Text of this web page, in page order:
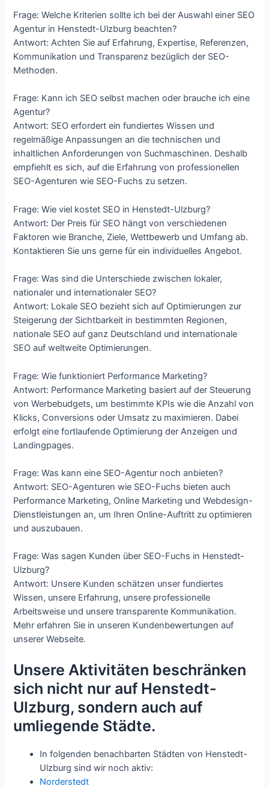
Frage: Welche Kriterien sollte ich bei der Auswahl einer SEO
Agentur in Henstedt-Ulzburg beachten?
Antwort: Achten Sie auf Erfahrung, Expertise, Referenzen,
Kommunikation und Transparenz bezüglich der SEO-
Methoden.
Frage: Kann ich SEO selbst machen oder brauche ich eine
Agentur?
Antwort: SEO erfordert ein fundiertes Wissen und
regelmäßige Anpassungen an die technischen und
inhaltlichen Anforderungen von Suchmaschinen. Deshalb
empfiehlt es sich, auf die Erfahrung von professionellen
SEO-Agenturen wie SEO-Fuchs zu setzen.
Frage: Wie viel kostet SEO in Henstedt-Ulzburg?
Antwort: Der Preis für SEO hängt von verschiedenen
Faktoren wie Branche, Ziele, Wettbewerb und Umfang ab.
Kontaktieren Sie uns gerne für ein individuelles Angebot.
Frage: Was sind die Unterschiede zwischen lokaler,
nationaler und internationaler SEO?
Antwort: Lokale SEO bezieht sich auf Optimierungen zur
Steigerung der Sichtbarkeit in bestimmten Regionen,
nationale SEO auf ganz Deutschland und internationale
SEO auf weltweite Optimierungen.
Frage: Wie funktioniert Performance Marketing?
Antwort: Performance Marketing basiert auf der Steuerung
von Werbebudgets, um bestimmte KPIs wie die Anzahl von
Klicks, Conversions oder Umsatz zu maximieren. Dabei
erfolgt eine fortlaufende Optimierung der Anzeigen und
Landingpages.
Frage: Was kann eine SEO-Agentur noch anbieten?
Antwort: SEO-Agenturen wie SEO-Fuchs bieten auch
Performance Marketing, Online Marketing und Webdesign-
Dienstleistungen an, um Ihren Online-Auftritt zu optimieren
und auszubauen.
Frage: Was sagen Kunden über SEO-Fuchs in Henstedt-
Ulzburg?
Antwort: Unsere Kunden schätzen unser fundiertes
Wissen, unsere Erfahrung, unsere professionelle
Arbeitsweise und unsere transparente Kommunikation.
Mehr erfahren Sie in unseren Kundenbewertungen auf
unserer Webseite.
Unsere Aktivitäten beschränken
sich nicht nur auf Henstedt-
Ulzburg, sondern auch auf
umliegende Städte.
In folgenden benachbarten Städten von Henstedt-
Ulzburg sind wir noch aktiv:
Norderstedt